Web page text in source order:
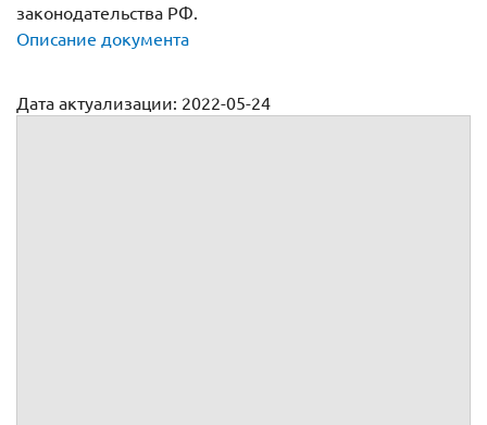
законодательства РФ.
Описание документа
Дата актуализации: 2022-05-24